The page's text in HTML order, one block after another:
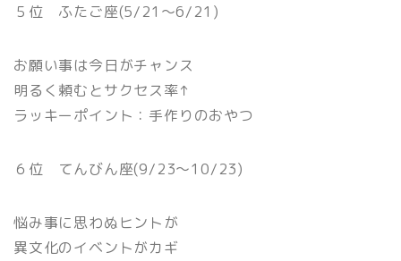
５位 ふたご座(5/21〜6/21)
お願い事は今日がチャンス
明るく頼むとサクセス率↑
ラッキーポイント：手作りのおやつ
６位 てんびん座(9/23〜10/23)
悩み事に思わぬヒントが
異文化のイベントがカギ